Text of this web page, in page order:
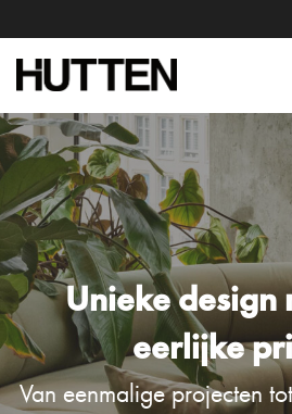
Unieke design
eerlijke
Van eenmalige projecten